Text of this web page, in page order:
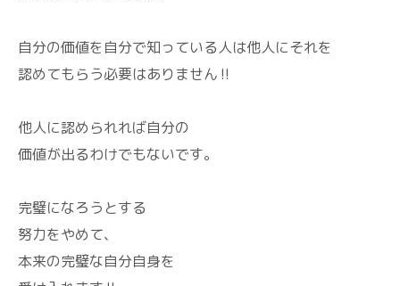
自分の価値を自分で知っている人は他人にそれを
認めてもらう必要はありません‼️
他人に認められれば自分の
価値が出るわけでもないです。
完璧になろうとする
努力をやめて、
本来の完璧な自分自身を